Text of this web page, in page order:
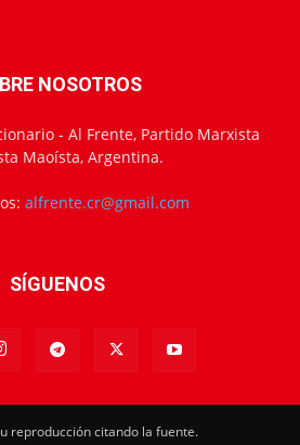
NOSOTROS
- Al Frente, Partido Marxista
Maoísta, Argentina.
alfrente.cr@gmail.com
SÍGUENOS
reproducción citando la fuente.